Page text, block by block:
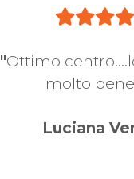
"Ottimo
molto bene
Luciana